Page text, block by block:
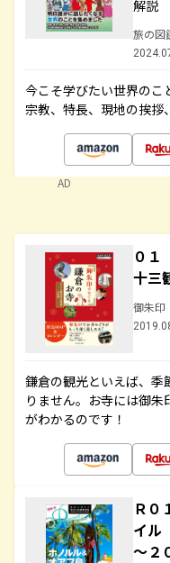
解説
旅の図
今こそ学びたい世界のこ
宗教、特長、現地の挨拶
AD
０
十三
御朱印
鎌倉の観光といえば、季
りません。お寺には御
がわかるのです！
Ｒ
イル
～２